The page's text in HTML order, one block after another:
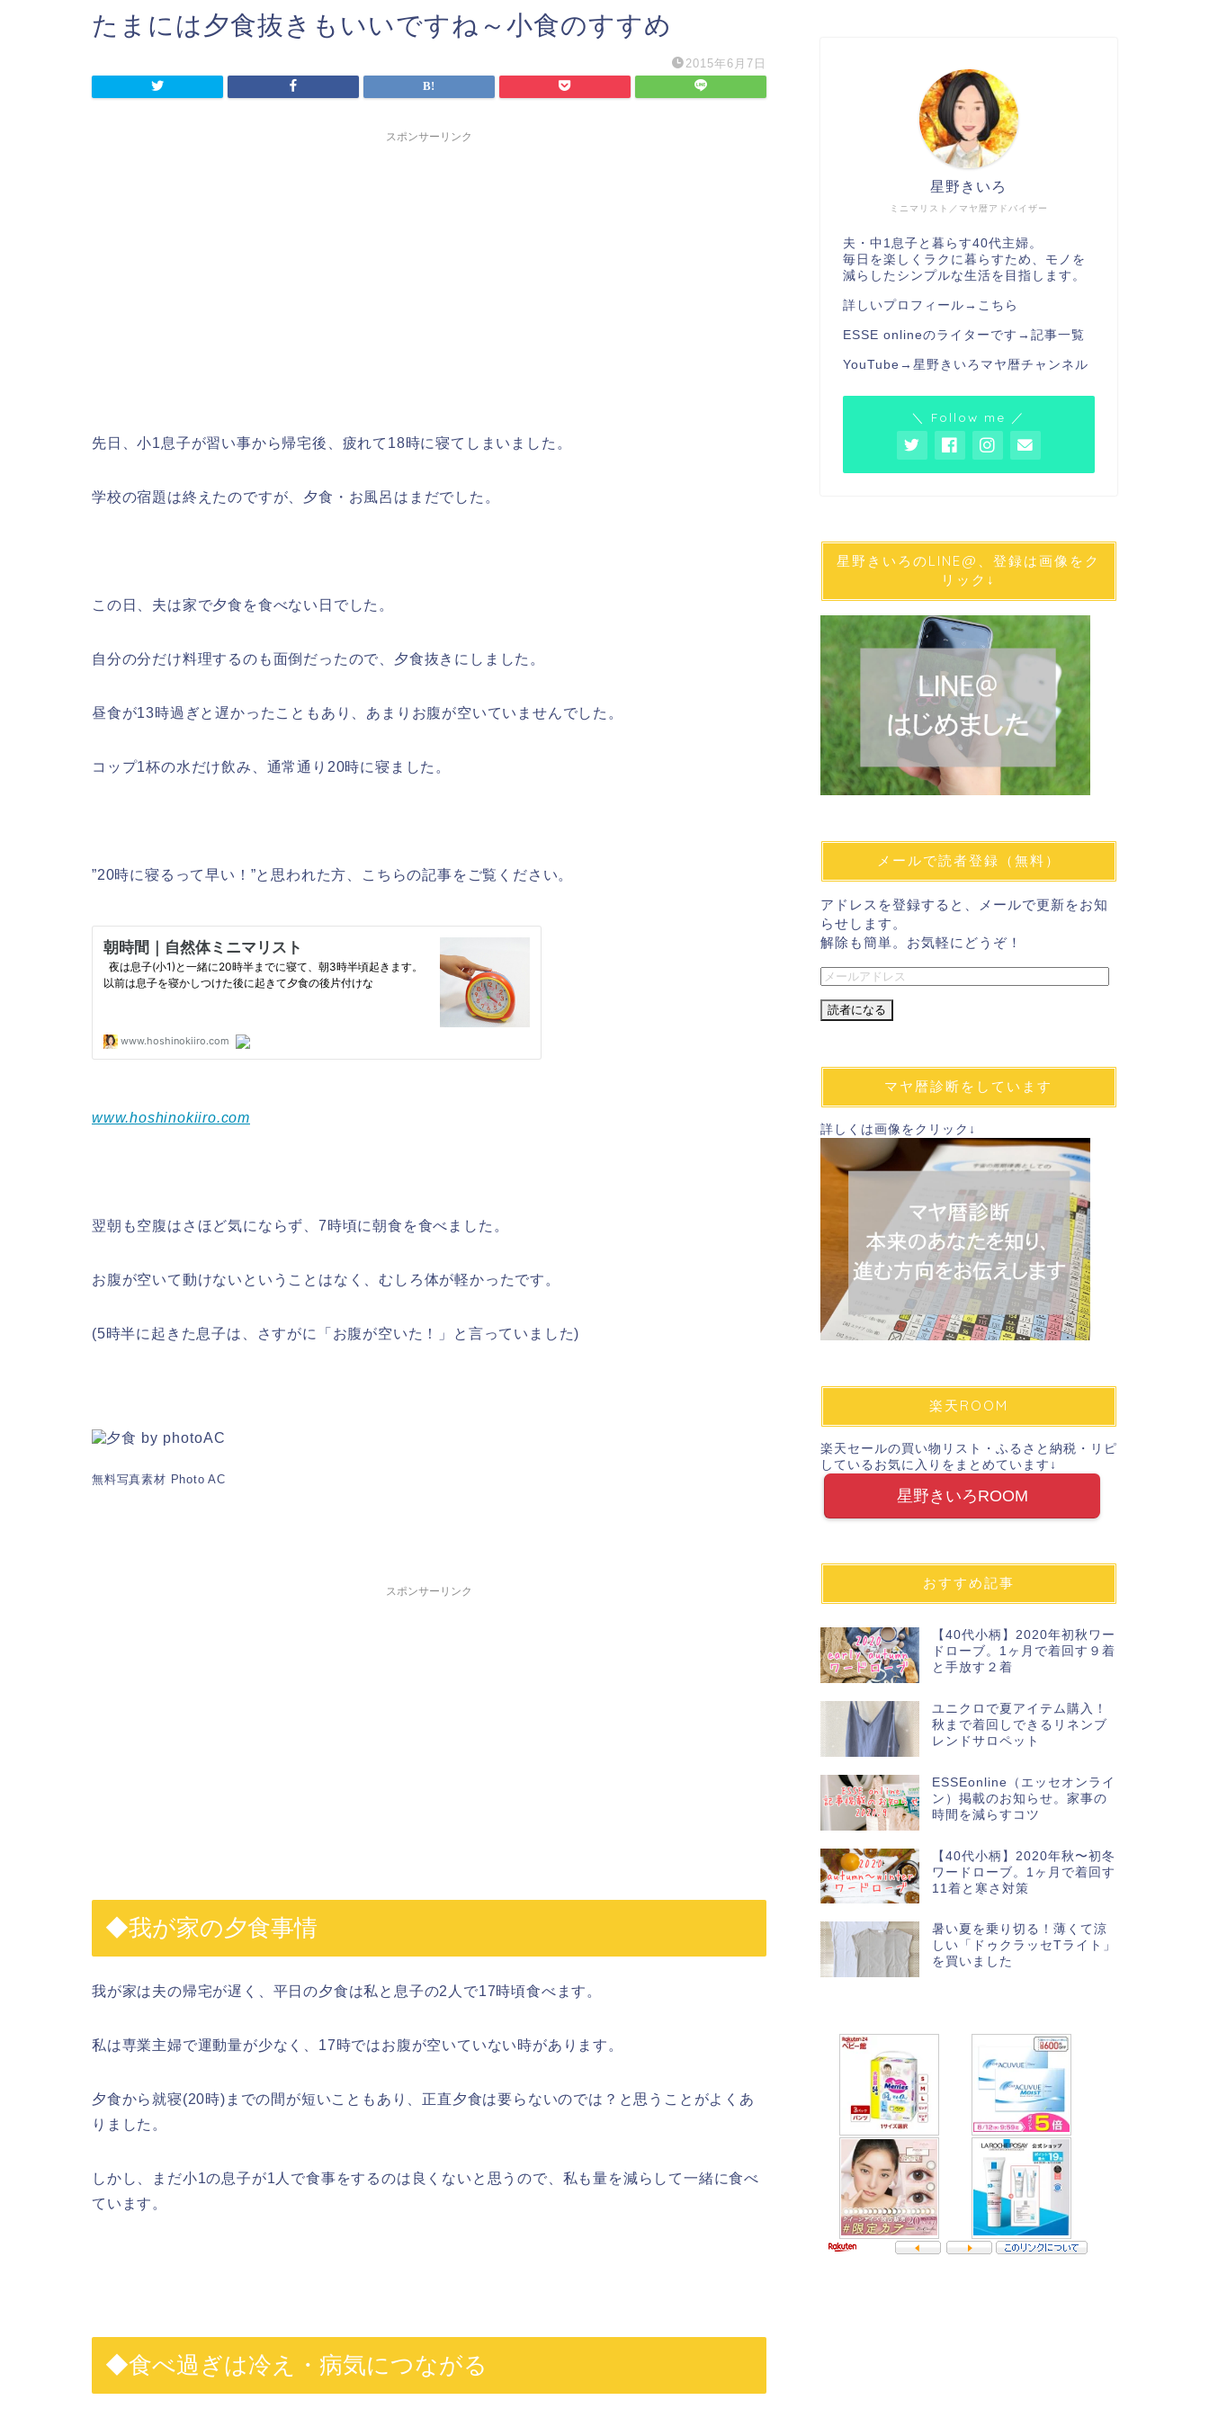
たまには夕食抜きもいいですね～小食のすすめ
2015年6月7日
スポンサーリンク
先日、小1息子が習い事から帰宅後、疲れて18時に寝てしまいました。
学校の宿題は終えたのですが、夕食・お風呂はまだでした。
この日、夫は家で夕食を食べない日でした。
自分の分だけ料理するのも面倒だったので、夕食抜きにしました。
昼食が13時過ぎと遅かったこともあり、あまりお腹が空いていませんでした。
コップ1杯の水だけ飲み、通常通り20時に寝ました。
”20時に寝るって早い！”と思われた方、こちらの記事をご覧ください。
www.hoshinokiiro.com
翌朝も空腹はさほど気にならず、7時頃に朝食を食べました。
お腹が空いて動けないということはなく、むしろ体が軽かったです。
(5時半に起きた息子は、さすがに「お腹が空いた！」と言っていました)
無料写真素材 Photo AC
スポンサーリンク
◆我が家の夕食事情
我が家は夫の帰宅が遅く、平日の夕食は私と息子の2人で17時頃食べます。
私は専業主婦で運動量が少なく、17時ではお腹が空いていない時があります。
夕食から就寝(20時)までの間が短いこともあり、正直夕食は要らないのでは？と思うことがよくあ
りました。
しかし、まだ小1の息子が1人で食事をするのは良くないと思うので、私も量を減らして一緒に食べ
ています。
◆食べ過ぎは冷え・病気につながる
ミニマリスト／マヤ暦アドバイザー
星野きいろ
夫・中1息子と暮らす40代主婦。
毎日を楽しくラクに暮らすため、モノを
減らしたシンプルな生活を目指します。
詳しいプロフィール→ こちら
ESSE onlineのライターです→ 記事一覧
YouTube→ 星野きいろマヤ暦チャンネル
＼ Follow me ／
星野きいろのLINE@、登録は画像をク
リック↓
メールで読者登録（無料）
アドレスを登録すると、メールで更新をお知
らせします。
解除も簡単。お気軽にどうぞ！
メ
ル
レ
マヤ暦診断をしています
詳しくは画像をクリック↓
楽天ROOM
楽天セールの買い物リスト・ふるさと納税・リピ
しているお気に入りをまとめています↓
星野きいろROOM
おすすめ記事
【40代小柄】2020年初秋ワー
ドローブ。1ヶ月で着回す９着
と手放す２着
ユニクロで夏アイテム購入！
秋まで着回しできるリネンブ
レンドサロペット
ESSEonline（エッセオンライ
ン）掲載のお知らせ。家事の
時間を減らすコツ
【40代小柄】2020年秋〜初冬
ワードローブ。1ヶ月で着回す
11着と寒さ対策
暑い夏を乗り切る！薄くて涼
しい「ドゥクラッセTライト」
を買いました